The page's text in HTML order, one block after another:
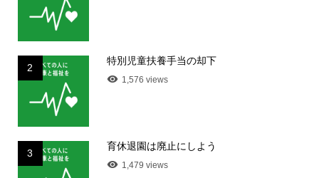
2
特別児童扶養手当の却下
1,576 views
3
育休退園は廃止にしよう
1,479 views